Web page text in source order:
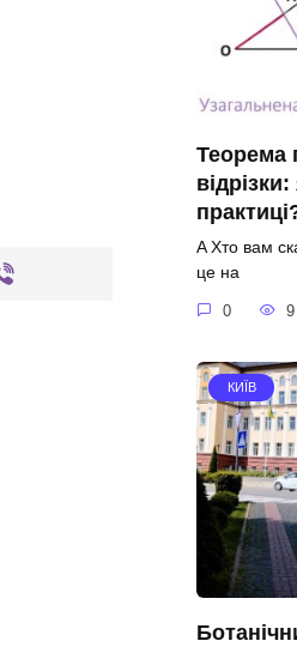
Теорема
A Хто вам
це на
0 9
КИЇВ